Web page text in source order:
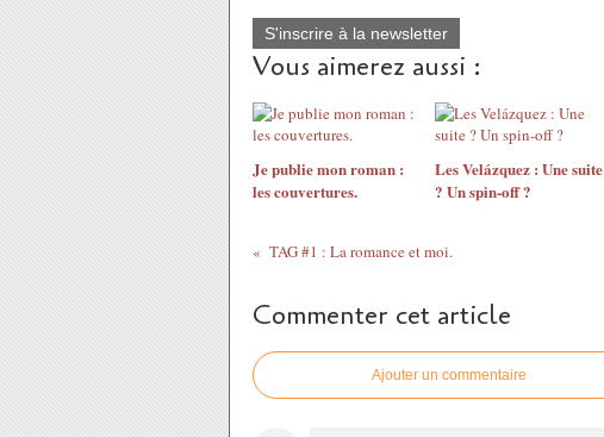
S'inscrire à la newsletter
Vous aimerez aussi :
Je publie mon roman :
les couvertures.
Les Velázquez : Une suite
? Un spin-off ?
TAG #1 : La romance et moi.
Commenter cet article
Ajouter un commentaire